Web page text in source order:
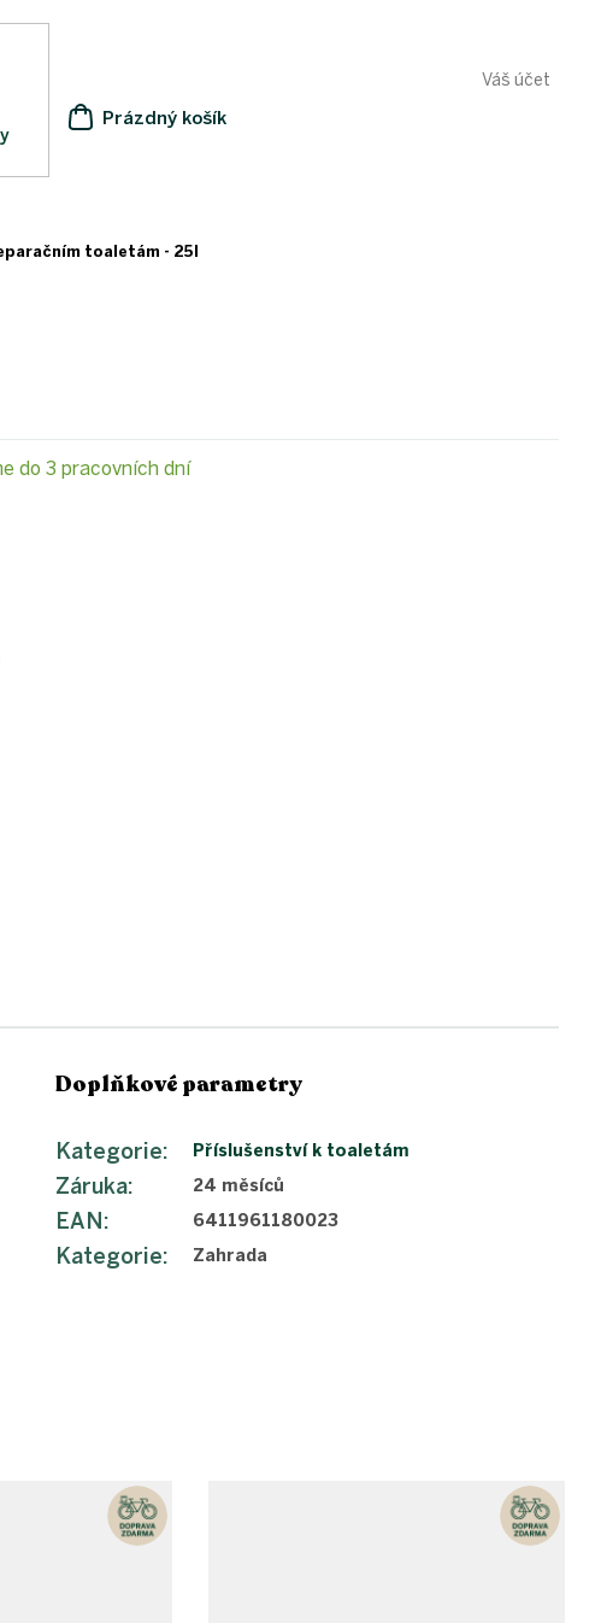
Váš účet
NÁKUPNÍ
Prázdný košík
toaletám - 25l
do 3 pracovních dní
Doplňkové parametry
Kategorie: Příslušenství k toaletám
Záruka: 24 měsíců
EAN: 6411961180023
Kategorie: Zahrada